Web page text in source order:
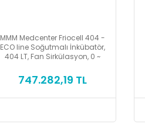
MMM Medcenter Friocell 404 -
ECO line Soğutmalı İnkübatör,
404 LT, Fan Sirkülasyon, 0 ~
Standart Raf
747.282,19 TL